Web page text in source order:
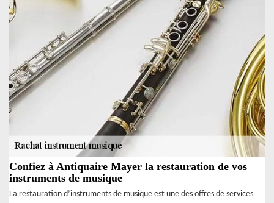
Confiez à Antiquaire Mayer la restauration de vos
instruments de musique
La restauration d’instruments de musique est une des offres de services